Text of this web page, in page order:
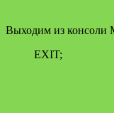
Выходим из консоли
EXIT;